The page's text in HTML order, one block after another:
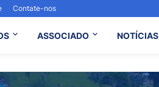
Contate-nos
ASSOCIADO NOTÍCIAS